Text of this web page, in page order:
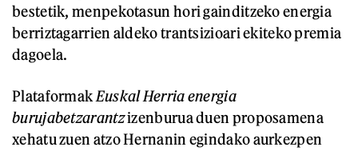
bestetik, menpekotasun hori gainditzeko energia
berriztagarrien aldeko trantsizioari ekiteko premia
dagoela.
Plataformak Euskal Herria energia
burujabetzarantzizenburua duen proposamena
xehatu zuen atzo Hernanin egindako aurkezpen